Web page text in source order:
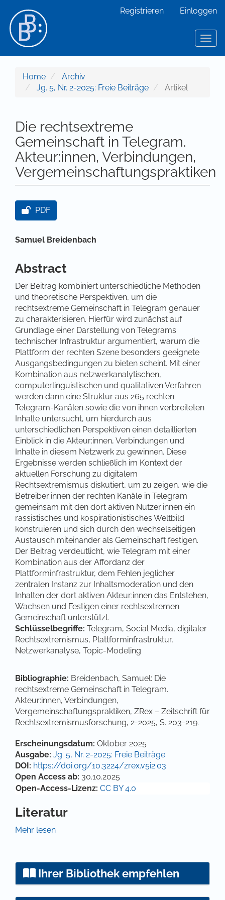
Hauptinhalt
Sidebar
Registrieren Einloggen
Home
Archiv
Jg. 5, Nr. 2-2025: Freie Beiträge
Artikel
Die rechtsextreme
Gemeinschaft in Telegram.
Akteur:innen, Verbindungen,
Vergemeinschaftungspraktiken
Artikel-Sidebar
PDF
Hauptsächlicher Artikelinhalt
Samuel Breidenbach
Abstract
Der Beitrag kombiniert unterschiedliche Methoden
und theoretische Perspektiven, um die
rechtsextreme Gemeinschaft in Telegram genauer
zu charakterisieren. Hierfür wird zunächst auf
Grundlage einer Darstellung von Telegrams
technischer Infrastruktur argumentiert, warum die
Plattform der rechten Szene besonders geeignete
Ausgangsbedingungen zu bieten scheint. Mit einer
Kombination aus netzwerkanalytischen,
computerlinguistischen und qualitativen Verfahren
werden dann eine Struktur aus 265 rechten
Telegram-Kanälen sowie die von ihnen verbreiteten
Inhalte untersucht, um hierdurch aus
unterschiedlichen Perspektiven einen detaillierten
Einblick in die Akteur:innen, Verbindungen und
Inhalte in diesem Netzwerk zu gewinnen. Diese
Ergebnisse werden schließlich im Kontext der
aktuellen Forschung zu digitalem
Rechtsextremismus diskutiert, um zu zeigen, wie die
Betreiber:innen der rechten Kanäle in Telegram
gemeinsam mit den dort aktiven Nutzer:innen ein
rassistisches und kospirationistisches Weltbild
konstruieren und sich durch den wechselseitigen
Austausch miteinander als Gemeinschaft festigen.
Der Beitrag verdeutlicht, wie Telegram mit einer
Kombination aus der Affordanz der
Plattforminfrastruktur, dem Fehlen jeglicher
zentralen Instanz zur Inhaltsmoderation und den
Inhalten der dort aktiven Akteur:innen das Entstehen,
Wachsen und Festigen einer rechtsextremen
Gemeinschaft unterstützt.
Schlüsselbegriffe: Telegram, Social Media, digitaler
Rechtsextremismus, Plattforminfrastruktur,
Netzwerkanalyse, Topic-Modeling
Bibliographie: Breidenbach, Samuel: Die
rechtsextreme Gemeinschaft in Telegram.
Akteur:innen, Verbindungen,
Vergemeinschaftungspraktiken, ZRex – Zeitschrift für
Rechtsextremismusforschung, 2-2025, S. 203-219.
Artikel-Details
Erscheinungsdatum: Oktober 2025
Ausgabe: Jg. 5, Nr. 2-2025: Freie Beiträge
DOI: https://doi.org/10.3224/zrex.v5i2.03
Open Access ab: 30.10.2025
Open-Access-Lizenz: CC BY 4.0
Literatur
Blondel, Vincent D.; Guillaume, Jean-Loup;
Journal of Statistical Mechanics. Theory and
Experiment, 10, S. 1–12.
https://doi.org/10.1088/1742–
5468/2008/10/P10008
Mehr lesen
Ihrer Bibliothek empfehlen